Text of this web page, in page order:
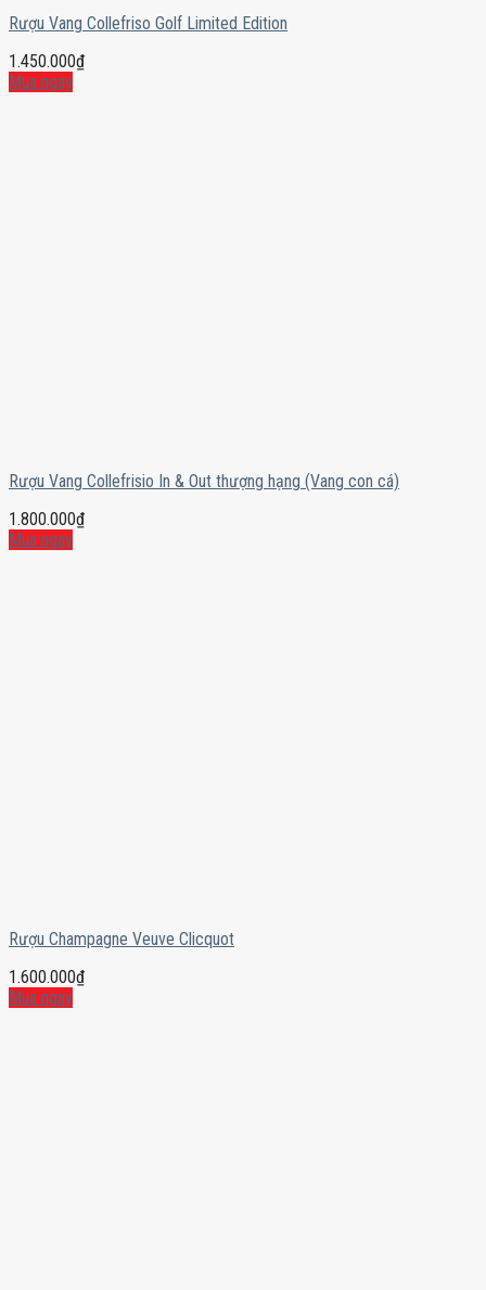
Rượu Vang Collefriso Golf Limited Edition
1.450.000₫
Mua ngay
Rượu Vang Collefrisio In & Out thượng hạng (Vang con cá)
1.800.000₫
Mua ngay
Rượu Champagne Veuve Clicquot
1.600.000₫
Mua ngay